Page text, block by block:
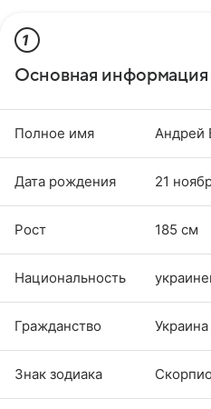
1
Основная
Полное имя Андрей
Дата рождения 21
Рост 185 см
Национальность
Гражданство Украина
Знак зодиака